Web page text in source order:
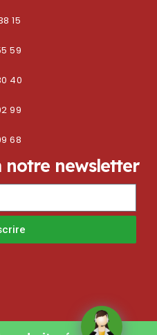
15
59
40
99
68
notre newsletter